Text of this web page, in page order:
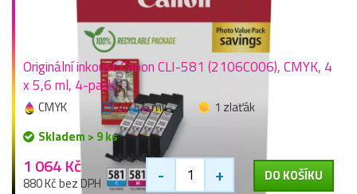
Originální inkoust Canon CLI-581 (2106C006), CMYK, 4
x 5,6 ml, 4-pack
CMYK 4 x 5,6 ml
1 zlaťák
Skladem > 9 ks
1 064 Kč
880 Kč bez DPH - + DO KOŠÍKU